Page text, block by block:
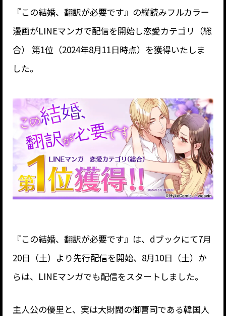
『この結婚、翻訳が必要です』の縦読みフルカラー
漫画がLINEマンガで配信を開始し恋愛カテゴリ（総
合） 第1位（2024年8月11日時点）を獲得いたしま
した。
『この結婚、翻訳が必要です』は、dブックにて7月
20日（土）より先行配信を開始、8月10日（土）か
らは、LINEマンガでも配信をスタートしました。
主人公の優里と、実は大財閥の御曹司である韓国人